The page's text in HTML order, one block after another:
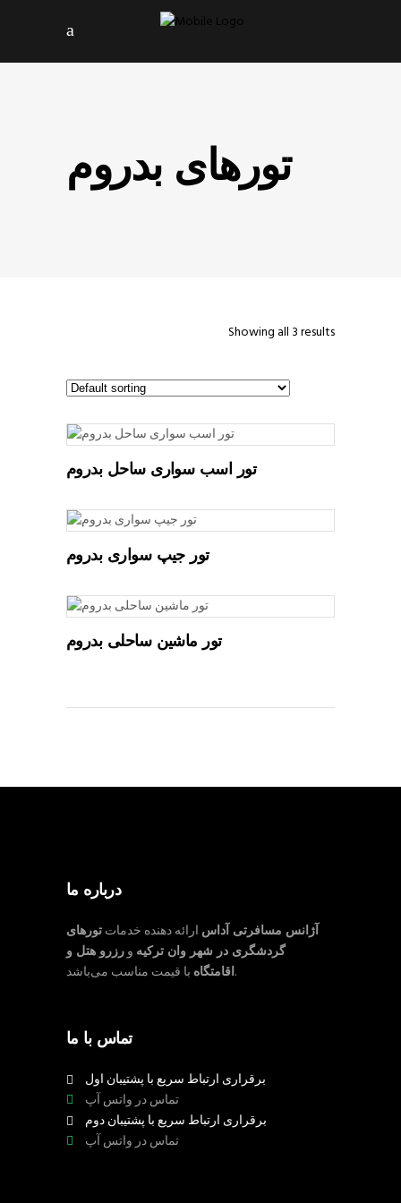
تورهای بدروم
Showing all 3 results
تور اسب سواری ساحل بدروم
تور جیپ سواری بدروم
تور ماشین ساحلی بدروم
درباره ما
آژانس مسافرتی آداس ارائه دهنده خدماتتورهای
گردشگری در شهر وان ترکیه ورزرو هتل و
اقامتگاهبا قیمت مناسب می‌باشد.
تماس با ما
برقراری ارتباط سریع با پشتیبان اول
تماس در واتس آپ
برقراری ارتباط سریع با پشتیبان دوم
تماس در واتس آپ